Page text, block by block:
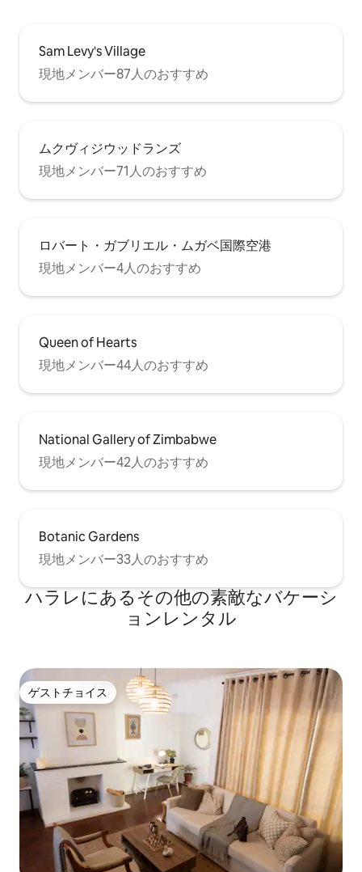
Sam Levy's Village
現地メンバー87人のおすすめ
ムクヴィジウッドランズ
現地メンバー71人のおすすめ
ロバート・ガブリエル・ムガベ国際空港
現地メンバー4人のおすすめ
Queen of Hearts
現地メンバー44人のおすすめ
National Gallery of Zimbabwe
現地メンバー42人のおすすめ
Botanic Gardens
現地メンバー33人のおすすめ
ハラレにあるその他の素敵なバケーシ
ョンレンタル
ゲストチョイス
ゲストチョイス